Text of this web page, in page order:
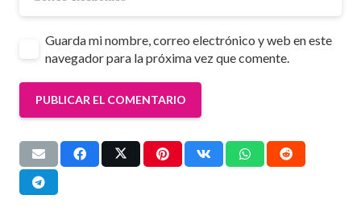
Guarda mi nombre, correo electrónico y web en este
navegador para la próxima vez que comente.
PUBLICAR EL COMENTARIO